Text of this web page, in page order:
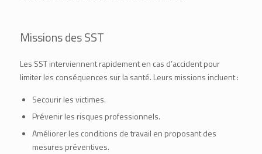
Missions des SST
Les SST interviennent rapidement en cas d’accident pour
limiter les conséquences sur la santé. Leurs missions incluent :
Secourir les victimes.
Prévenir les risques professionnels.
Améliorer les conditions de travail en proposant des
mesures préventives.